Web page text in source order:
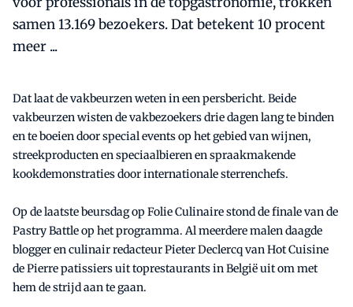
samen 13.169 bezoekers. Dat betekent 10 procent
meer ...
Dat laat de vakbeurzen weten in een persbericht. Beide
vakbeurzen wisten de vakbezoekers drie dagen lang te binden
en te boeien door special events op het gebied van wijnen,
streekproducten en speciaalbieren en spraakmakende
kookdemonstraties door internationale sterrenchefs.
Op de laatste beursdag op Folie Culinaire stond de finale van de
Pastry Battle op het programma. Al meerdere malen daagde
blogger en culinair redacteur Pieter Declercq van Hot Cuisine
de Pierre patissiers uit toprestaurants in België uit om met
hem de strijd aan te gaan.